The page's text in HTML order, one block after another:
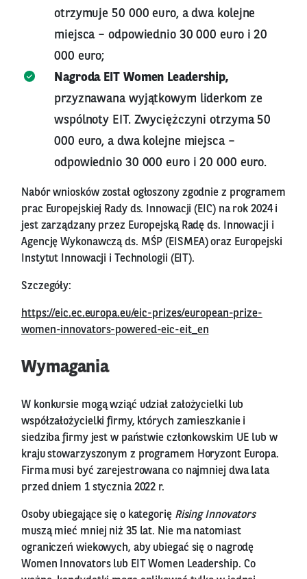
otrzymuje 50 000 euro, a dwa kolejne
miejsca – odpowiednio 30 000 euro i 20
000 euro;
Nagroda EIT Women Leadership,
przyznawana wyjątkowym liderkom ze
wspólnoty EIT. Zwyciężczyni otrzyma 50
000 euro, a dwa kolejne miejsca –
odpowiednio 30 000 euro i 20 000 euro.
Nabór wniosków został ogłoszony zgodnie z programem
prac Europejskiej Rady ds. Innowacji (EIC) na rok 2024 i
jest zarządzany przez Europejską Radę ds. Innowacji i
Agencję Wykonawczą ds. MŚP (EISMEA) oraz Europejski
Instytut Innowacji i Technologii (EIT).
Szczegóły:
https://eic.ec.europa.eu/eic-prizes/european-prize-
women-innovators-powered-eic-eit_en
Wymagania
W konkursie mogą wziąć udział założycielki lub
współzałożycielki firmy, których zamieszkanie i
siedziba firmy jest w państwie członkowskim UE lub w
kraju stowarzyszonym z programem Horyzont Europa.
Firma musi być zarejestrowana co najmniej dwa lata
przed dniem 1 stycznia 2022 r.
Osoby ubiegające się o kategorię Rising Innovators
muszą mieć mniej niż 35 lat. Nie ma natomiast
ograniczeń wiekowych, aby ubiegać się o nagrodę
Women Innovators lub EIT Women Leadership. Co